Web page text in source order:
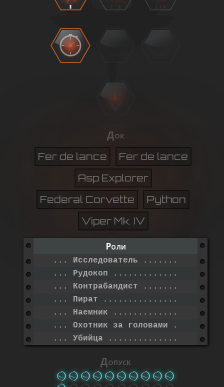
BETA
Док
Fer de lance
Fer de lance
Asp Explorer
Federal Corvette
Python
Viper Mk. IV
Роли
... Исследователь ..............
... Рудокоп
... Контрабандист ..............
... Пират
... Наемник
... Охотник за головами ....
... Убийца
Допуск